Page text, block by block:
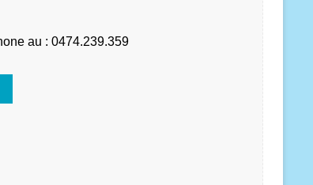
au : 0474.239.359